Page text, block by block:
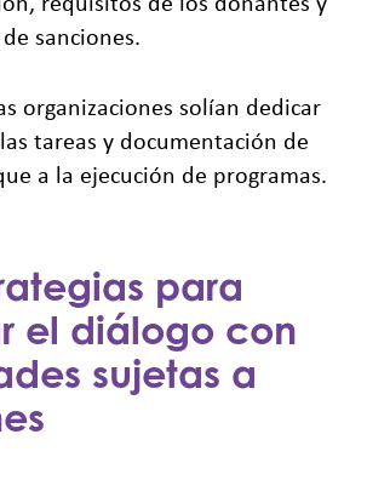
sanciones.
organizaciones solían dedicar
tareas y documentación de
a la ejecución de programas.
para
el diálogo con
sujetas a